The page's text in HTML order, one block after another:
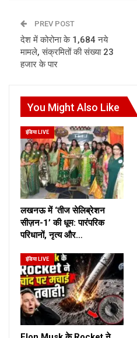
PREV POST
देश में कोरोना के 1,684 नये
मामले, संक्रमितों की संख्या 23
हजार के पार
You Might Also Like
इंडिया LIVE
लखनऊ में ‘तीज सेलिब्रेशन
सीज़न-1’ की धूम: पारंपरिक
परिधानों, नृत्य और…
इंडिया LIVE